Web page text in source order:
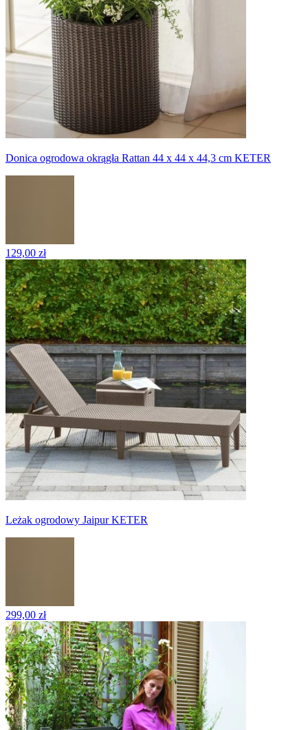
Donica ogrodowa okrągła Rattan 44 x 44 x 44,3 cm KETER
129,00 zł
Leżak ogrodowy Jaipur KETER
299,00 zł